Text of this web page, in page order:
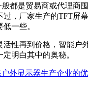
般都是贸易商或代理商
过，厂家生产的TFT屏
一些。
性再到价格，智能户
明白其中的奥秘。
户外显示器生产企业的